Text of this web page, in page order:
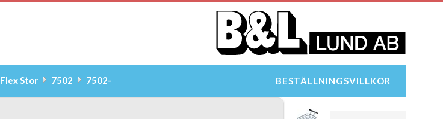
BESTÄLLNINGSVILLKOR
Flex Stor 7502
7502-